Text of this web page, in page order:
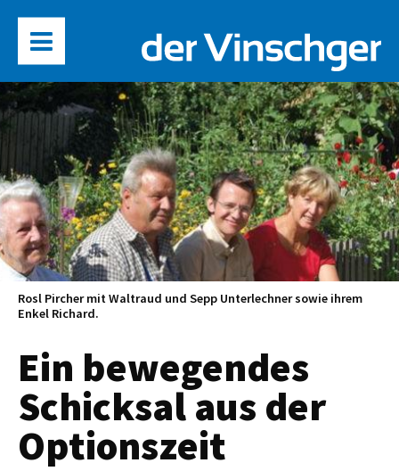
Rosl Pircher mit Waltraud und Sepp Unterlechner sowie ihrem
Enkel Richard.
Ein bewegendes
Schicksal aus der
Optionszeit